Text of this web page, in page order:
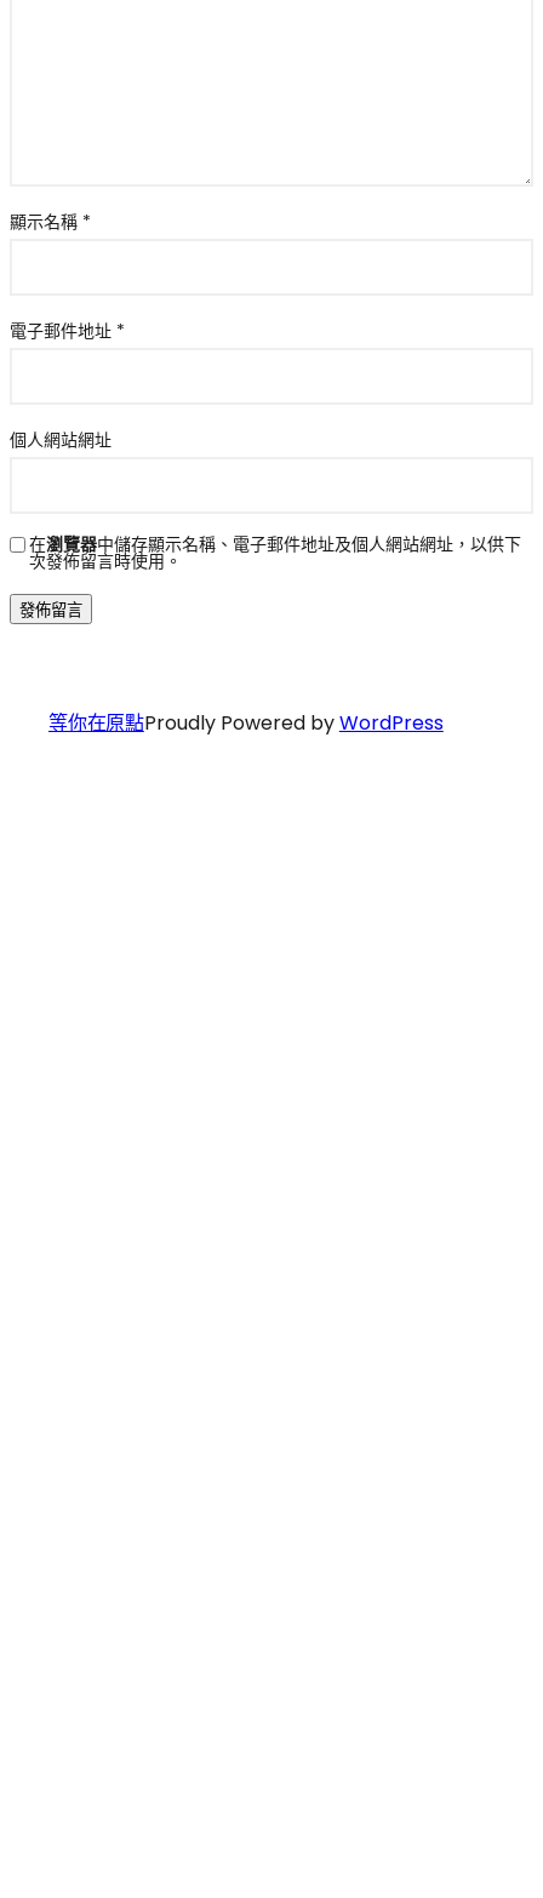
顯示名稱 *
電子郵件地址 *
個人網站網址
在瀏覽器中儲存顯示名稱、電子郵件地址及個人網站網址，以供下
次發佈留言時使用。
等你在原點Proudly Powered byWordPress